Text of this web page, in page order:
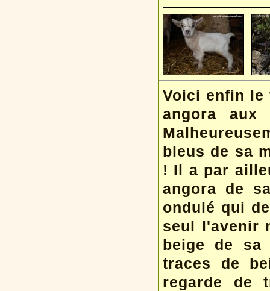
Voici enfin le
angora
bleus de sa
! Il a par
angora de
ondulé qui
seul l'avenir
beige de sa
traces de
regarde de